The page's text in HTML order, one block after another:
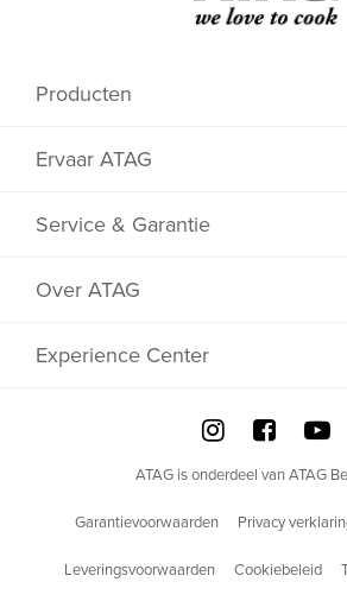
Producten
Ervaar ATAG
Service & Garantie
Over ATAG
Experience Center
ATAG is onderdeel van ATAG
Garantievoorwaarden Privacy
Leveringsvoorwaarden Cookiebeleid